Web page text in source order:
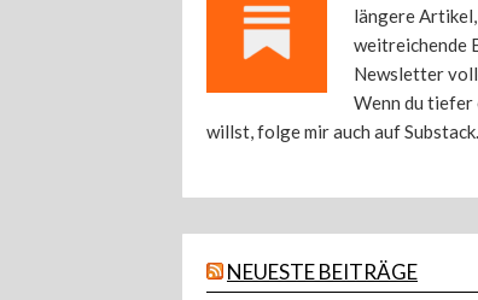
längere Artikel,
weitreichende
Newsletter
Wenn du tiefer
willst, folge mir auch auf Substack.
NEUESTE BEITRÄGE